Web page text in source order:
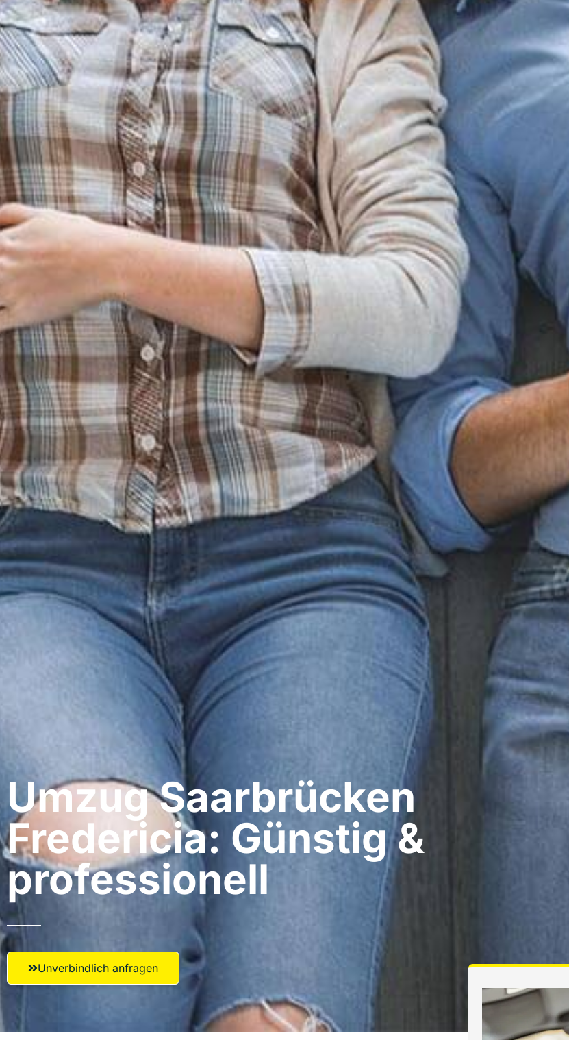
Umzug Saarbrücken​
Fredericia: Günstig &
professionell​
Unverbindlich anfragen